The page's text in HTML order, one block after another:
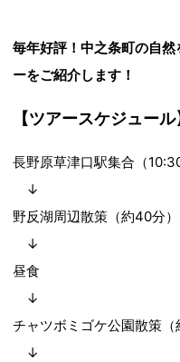
毎年好評！中之条町の自
ーをご紹介します！
【ツアースケジュール
長野原草津口駅集合（10:30
↓
野反湖周辺散策（約40分）
↓
昼食
↓
チャツボミゴケ公園散策（
↓